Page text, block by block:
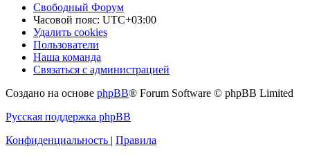
Свободный Форум
Часовой пояс: UTC+03:00
Удалить cookies
Пользователи
Наша команда
Связаться с администрацией
Создано на основе phpBB® Forum Software © phpBB Limited
Русская поддержка phpBB
Конфиденциальность | Правила